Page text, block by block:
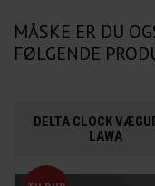
MÅSKE ER DU
FØLGENDE
DELTA CLOCK
LAWA